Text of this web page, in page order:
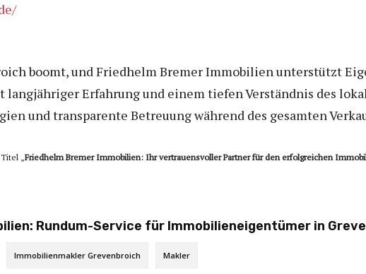
boomt, und Friedhelm Bremer Immobilien unterstützt
langjähriger Erfahrung und einem tiefen Verständnis des
und transparente Betreuung während des gesamten
„Friedhelm Bremer Immobilien: Ihr vertrauensvoller Partner für den erfolgreichen
Rundum-Service für Immobilieneigentümer in
Immobilienmakler Grevenbroich Makler